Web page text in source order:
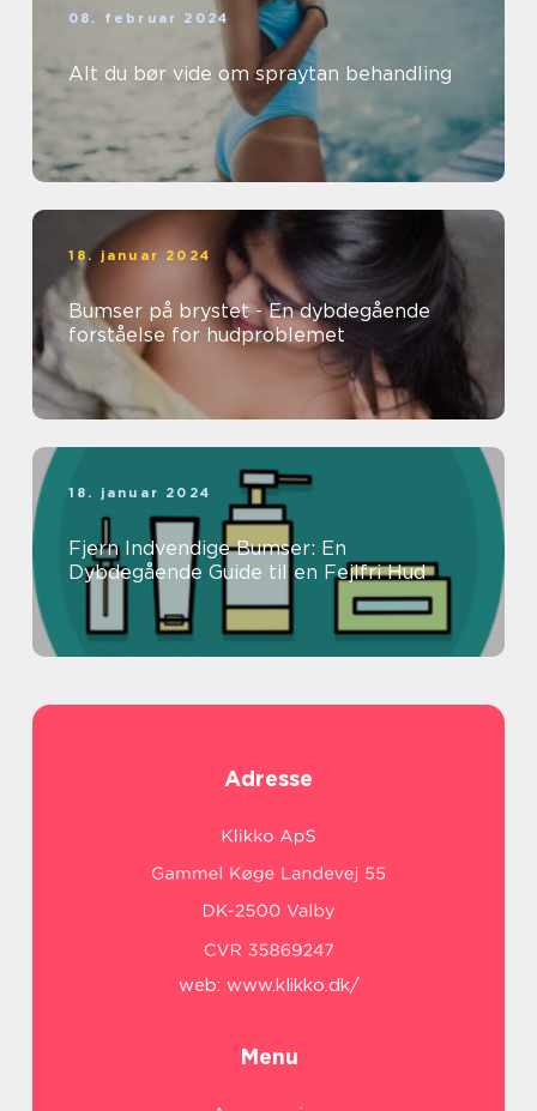
08. februar 2024
Alt du bør vide om spraytan behandling
18. januar 2024
Bumser på brystet - En dybdegående
forståelse for hudproblemet
18. januar 2024
Fjern Indvendige Bumser: En
Dybdegående Guide til en Fejlfri Hud
Adresse
web: www.klikko.dk/
Menu